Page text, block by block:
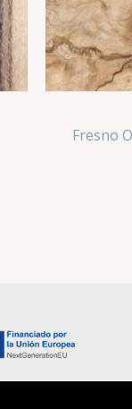
Fresno